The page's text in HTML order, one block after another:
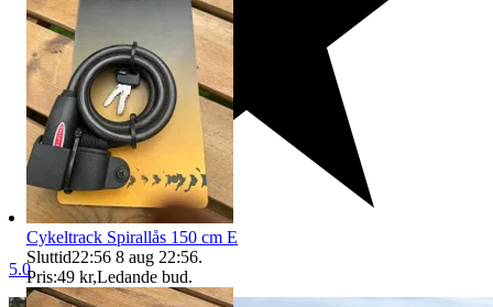
5.0
Cykeltrack Spirallås 150 cm E
Sluttid22:56 8 aug 22:56.
Pris:49 kr,Ledande bud.